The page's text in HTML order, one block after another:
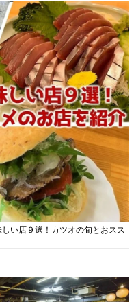
い店９選！カツオの旬とおスス